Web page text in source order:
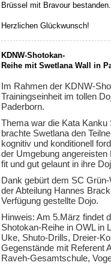
Brüssel mit Bravour
Herzlichen Glückwunsch!
KDNW-Shotokan-
Reihe mit Swetlana Wall in
Im Rahmen der KDNW-
Trainingseinheit im tollen
Paderborn.
Thema war die Kata
brachte Swetlana den
kognitiv und konditionell
der Umgebung
fit und gut gelaunt in ihre
Dank gebürt dem SC
der Abteilung Hannes
Verfügung gestellte Dojo.
Hinweis: Am 5.März findet
Shotokan-Reihe in OWL in
Uke, Shuto-Drills, Dreier-
Gegenstände mit Referent
Raveh-Gesamtschule,